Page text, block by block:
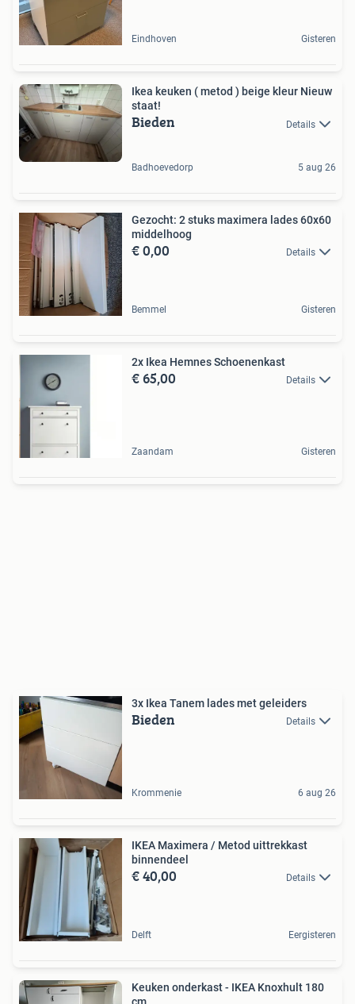
Eindhoven Gisteren
Ikea keuken ( metod ) beige kleur Nieuw
staat!
Bieden Details
Badhoevedorp 5 aug 26
Gezocht: 2 stuks maximera lades 60x60
middelhoog
€ 0,00 Details
Bemmel Gisteren
2x Ikea Hemnes Schoenenkast
€ 65,00 Details
Zaandam Gisteren
3x Ikea Tanem lades met geleiders
Bieden Details
Krommenie 6 aug 26
IKEA Maximera / Metod uittrekkast
binnendeel
€ 40,00 Details
Delft Eergisteren
Keuken onderkast - IKEA Knoxhult 180
cm